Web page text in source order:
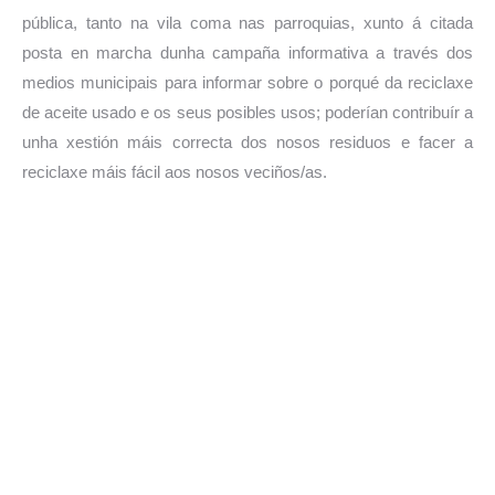
pública, tanto na vila coma nas parroquias, xunto á citada
posta en marcha dunha campaña informativa a través dos
medios municipais para informar sobre o porqué da reciclaxe
de aceite usado e os seus posibles usos; poderían contribuír a
unhaxestión máis correcta dos nosos residuos e facer a
reciclaxe máis fácil aos nosos veciños/as.